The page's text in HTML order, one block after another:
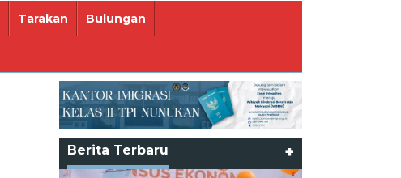
Tarakan Bulungan
Berita Terbaru +